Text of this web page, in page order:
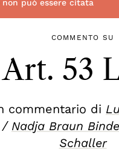
può essere citata
COMMENTO SU
Art. 53
commentario di
Nadja Braun
Schaller